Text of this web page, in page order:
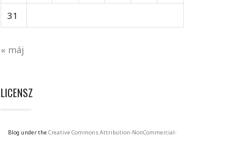
31
« máj
LICENSZ
Blog under the Creative Commons Attribution-NonCommercial-